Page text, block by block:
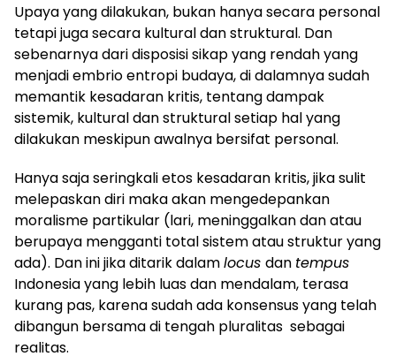
Upaya yang dilakukan, bukan hanya secara personal
tetapi juga secara kultural dan struktural. Dan
sebenarnya dari disposisi sikap yang rendah yang
menjadi embrio entropi budaya, di dalamnya sudah
memantik kesadaran kritis, tentang dampak
sistemik, kultural dan struktural setiap hal yang
dilakukan meskipun awalnya bersifat personal.
Hanya saja seringkali etos kesadaran kritis, jika sulit
melepaskan diri maka akan mengedepankan
moralisme partikular (lari, meninggalkan dan atau
berupaya mengganti total sistem atau struktur yang
ada). Dan ini jika ditarik dalamlocus dan tempus
Indonesia yang lebih luas dan mendalam, terasa
kurang pas, karena sudah ada konsensus yang telah
dibangun bersama di tengah pluralitas sebagai
realitas.